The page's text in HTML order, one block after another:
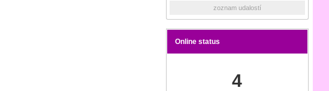
zoznam udalostí
Online status
4